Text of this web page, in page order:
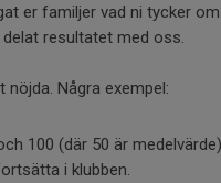
er familjer vad ni tycker
resultatet med oss.
nöjda. Några exempel:
100 (där 50 är
i klubben.